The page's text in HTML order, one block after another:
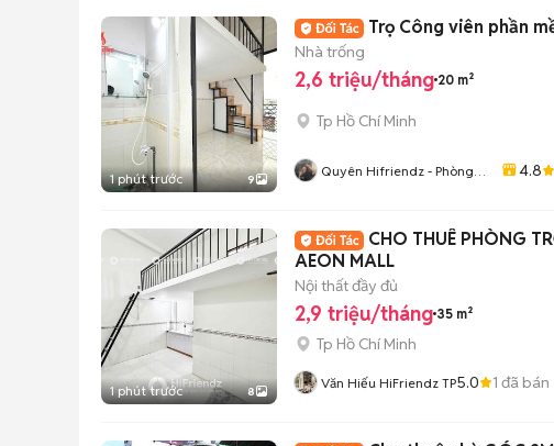
1 phút trước 9
Trọ Công viên phần
Nhà trống
2,6 triệu/tháng 20 m²
Tp Hồ Chí Minh
Quyên Hifriendz - Phòng
4.8
1 phút trước 8
CHO THUÊ PHÒNG
AEON MALL
Nội thất đầy đủ
2,9 triệu/tháng 35 m²
Tp Hồ Chí Minh
Văn Hiếu HiFriendz TP5.0 1 đã bán